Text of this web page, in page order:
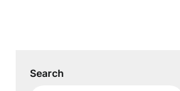
Search